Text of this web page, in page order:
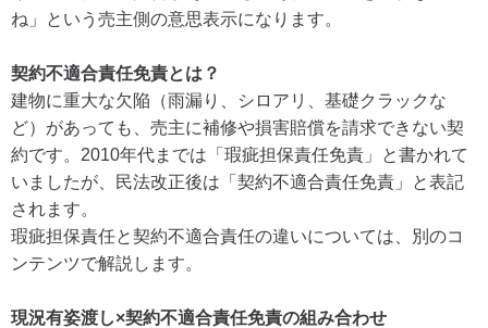
ね」という売主側の意思表示になります。
契約不適合責任免責とは？
建物に重大な欠陥（雨漏り、シロアリ、基礎クラックな
ど）があっても、売主に補修や損害賠償を請求できない契
約です。2010年代までは「瑕疵担保責任免責」と書かれて
いましたが、民法改正後は「契約不適合責任免責」と表記
されます。
瑕疵担保責任と契約不適合責任の違いについては、別のコ
ンテンツで解説します。
現況有姿渡し×契約不適合責任免責の組み合わせ